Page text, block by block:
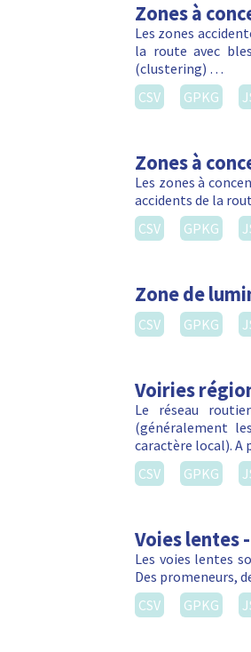
Zones à
Les zones
la route avec
(clustering) …
CSV
GPKG
Zones à
Les zones à
accidents de la
CSV
GPKG
Zone de
CSV GPKG
Voiries
Le réseau
(généralement
caractère local). A
CSV
GPKG
Voies lentes
Les voies lentes
Des promeneurs,
CSV
GPKG